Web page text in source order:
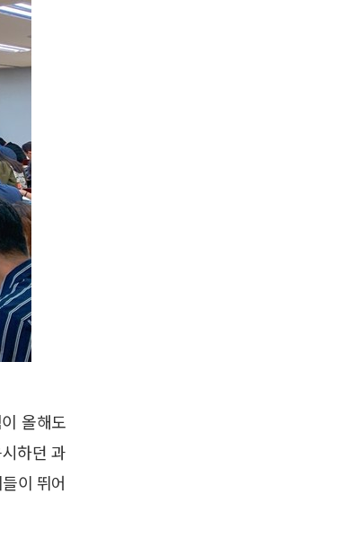
올해도
하던 과
이 뛰어